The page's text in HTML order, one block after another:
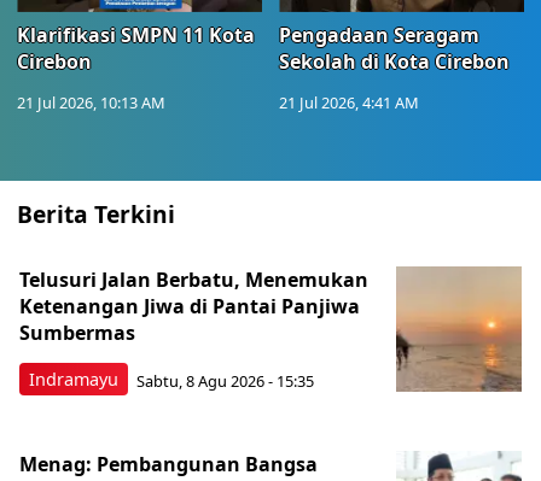
Klarifikasi SMPN 11 Kota
Cirebon
21 Jul 2026, 10:13 AM
Pengadaan Seragam
Sekolah di Kota Cirebon
21 Jul 2026, 4:41 AM
Berita Terkini
Indramayu
Telusuri Jalan Berbatu, Menemukan
Ketenangan Jiwa di Pantai Panjiwa
Sumbermas
Sabtu, 8 Agu 2026 - 15:35
Menag: Pembangunan Bangsa